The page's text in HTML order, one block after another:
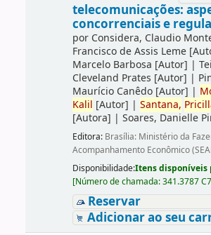
telecomunicações:
concorrenciais e
por Considera, Claudio
Francisco de Assis Leme
Marcelo Barbosa [Autor] |
Cleveland Prates [Autor] |
Maurício Canêdo[Autor] |
Kalil [Autor] | Santana,
[Autora] | Soares, Danielle
Editora: Brasília: Ministério da
Acompanhamento Econômico
Disponibilidade:Itens disponíveis
[Número de chamada:341.3787
Reservar
Adicionar ao seu